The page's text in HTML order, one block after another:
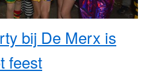
bij De Merx is
feest